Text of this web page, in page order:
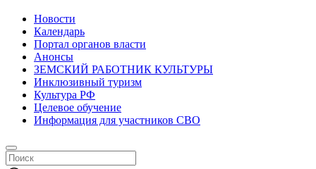
Новости
Календарь
Портал органов власти
Анонсы
ЗЕМСКИЙ РАБОТНИК КУЛЬТУРЫ
Инклюзивный туризм
Культура РФ
Целевое обучение
Информация для участников СВО